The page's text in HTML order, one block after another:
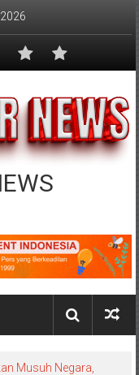
Musuh Negara,